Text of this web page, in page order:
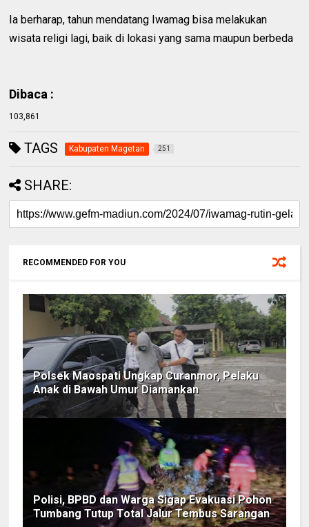
Ia berharap, tahun mendatang Iwamag bisa melakukan
wisata religi lagi, baik di lokasi yang sama maupun berbeda
Dibaca :
103,861
TAGS Kabupaten Magetan 251
SHARE:
RECOMMENDED FOR YOU
Polsek Maospati Ungkap Curanmor, Pelaku
Anak di Bawah Umur Diamankan
Polisi, BPBD dan Warga Sigap Evakuasi Pohon
Tumbang Tutup Total Jalur Tembus Sarangan